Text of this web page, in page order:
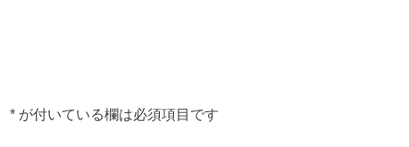
* が付いている欄は必須項目です